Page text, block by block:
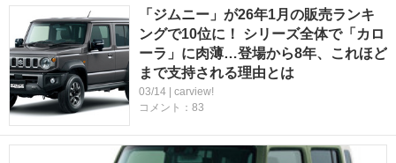
「ジムニー」が26年1月の販売ランキ
ングで10位に！ シリーズ全体で「カロ
ーラ」に肉薄…登場から8年、これほど
まで支持される理由とは
03/14 | carview!
コメント：83